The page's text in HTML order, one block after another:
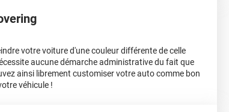
votre voiture d'une couleur différente de celle
aucune démarche administrative du fait que
ainsi librement customiser votre auto comme bon
véhicule !